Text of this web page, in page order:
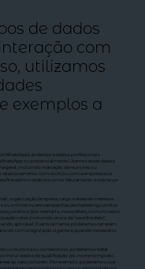
de dados
com
utilizamos
exemplos a
WhatsApp), endereço e dados profissionais
ou presencialmente. Usamos esses dados
geral, incluindo marcação de reuniões ou
com você (ou com a empresa que
fins administrativos como faturamento e cobrança
organização/empresa, cargo e áreas de interesse
ou online) ou em campanhas de marketing jurídico
jurídicos (por exemplo, newsletters, comunicados
neles (incluindo envio de “save the date”,
aplicável. Eventualmente, poderemos também
com a legislação vigente e, quando necessário,
de consultoria ou contencioso, poderemos tratar
inclui dados de qualificação (ex.: nome completo,
ao caso concreto. Por exemplo, poderemos usar